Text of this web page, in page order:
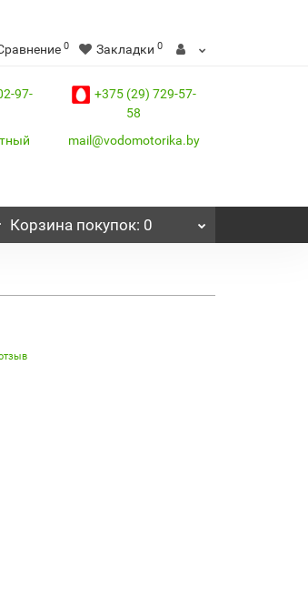
0 Закладки 0
97-
+375 (29) 729-57-
58
mail@vodomotorika.by
Корзина покупок: 0